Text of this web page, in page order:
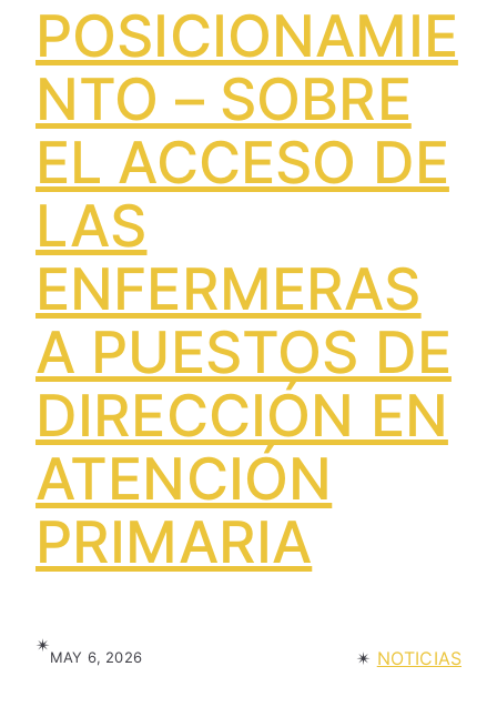
POSICIONAMIE
NTO – SOBRE
EL ACCESO DE
LAS
ENFERMERAS
A PUESTOS DE
DIRECCIÓN EN
ATENCIÓN
PRIMARIA
✴︎
MAY 6, 2026 ✴︎ NOTICIAS